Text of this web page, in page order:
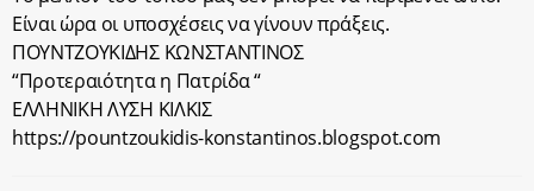
Είναι ώρα οι υποσχέσεις να γίνουν πράξεις.
ΠΟΥΝΤΖΟΥΚΙΔΗΣ ΚΩΝΣΤΑΝΤΙΝΟΣ
“Προτεραιότητα η Πατρίδα “
ΕΛΛΗΝΙΚΗ ΛΥΣΗ ΚΙΛΚΙΣ
https://pountzoukidis-konstantinos.blogspot.com